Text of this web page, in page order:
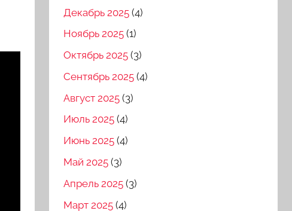
Декабрь 2025 (4)
Ноябрь 2025 (1)
Октябрь 2025 (3)
Сентябрь 2025 (4)
Август 2025 (3)
Июль 2025 (4)
Июнь 2025 (4)
Май 2025 (3)
Апрель 2025 (3)
Март 2025 (4)